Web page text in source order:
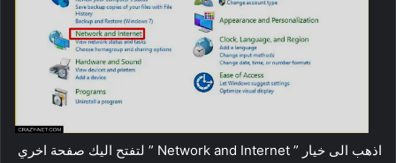
اذهب الى خيار ” Network and Internet ” لتفتح اليك صفحة اخري